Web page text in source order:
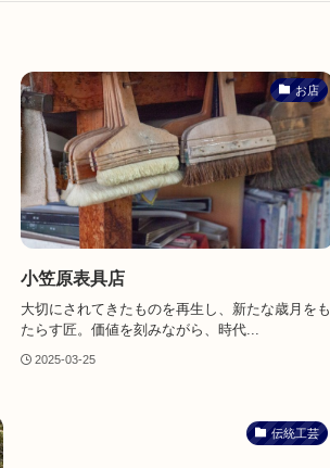
お店
小笠原表具店
大切にされてきたものを再生し、新たな歳月をも
たらす匠。価値を刻みながら、時代...
2025-03-25
伝統工芸